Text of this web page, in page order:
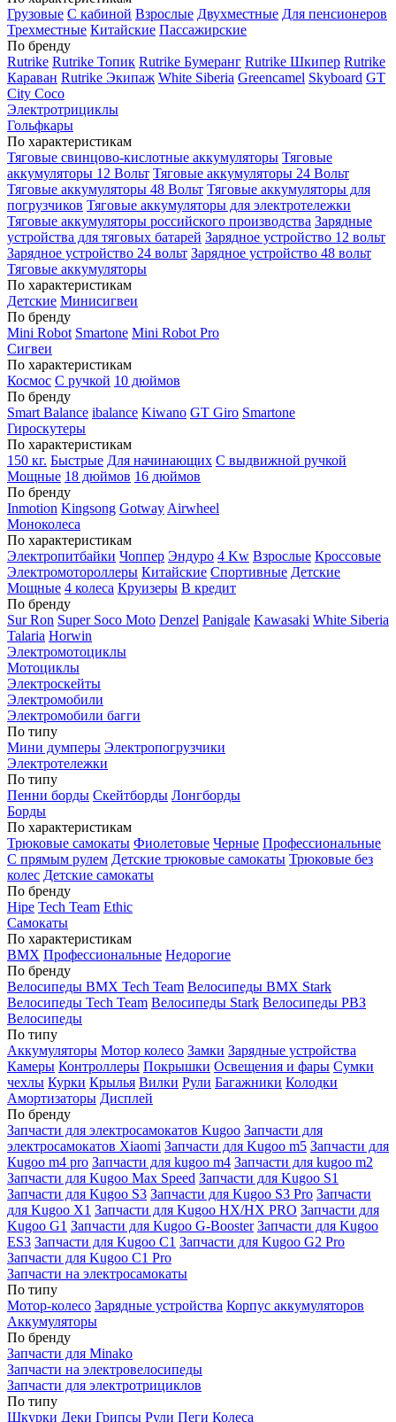
Грузовые С кабиной Взрослые Двухместные Для пенсионеров
Трехместные Китайские Пассажирские
По бренду
Rutrike Rutrike Топик Rutrike Бумеранг Rutrike Шкипер Rutrike
Караван Rutrike Экипаж White Siberia Greencamel Skyboard GT
City Coco
Электротрициклы
Гольфкары
По характеристикам
Тяговые свинцово-кислотные аккумуляторы Тяговые
аккумуляторы 12 Вольт Тяговые аккумуляторы 24 Вольт
Тяговые аккумуляторы 48 Вольт Тяговые аккумуляторы для
погрузчиков Тяговые аккумуляторы для электротележки
Тяговые аккумуляторы российского производства Зарядные
устройства для тяговых батарей Зарядное устройство 12 вольт
Зарядное устройство 24 вольт Зарядное устройство 48 вольт
Тяговые аккумуляторы
По характеристикам
Детские Минисигвеи
По бренду
Mini Robot Smartone Mini Robot Pro
Сигвеи
По характеристикам
Космос С ручкой 10 дюймов
По бренду
Smart Balance ibalance Kiwano GT Giro Smartone
Гироскутеры
По характеристикам
150 кг. Быстрые Для начинающих С выдвижной ручкой
Мощные 18 дюймов 16 дюймов
По бренду
Inmotion Kingsong Gotway Airwheel
Моноколеса
По характеристикам
Электропитбайки Чоппер Эндуро 4 Kw Взрослые Кроссовые
Электромотороллеры Китайские Спортивные Детские
Мощные 4 колеса Круизеры В кредит
По бренду
Sur Ron Super Soco Moto Denzel Panigale Kawasaki White Siberia
Talaria Horwin
Электромотоциклы
Мотоциклы
Электроскейты
Электромобили
Электромобили багги
По типу
Мини думперы Электропогрузчики
Электротележки
По типу
Пенни борды Скейтборды Лонгборды
Борды
По характеристикам
Трюковые самокаты Фиолетовые Черные Профессиональные
С прямым рулем Детские трюковые самокаты Трюковые без
колес Детские самокаты
По бренду
Hipe Tech Team Ethic
Самокаты
По характеристикам
BMX Профессиональные Недорогие
По бренду
Велосипеды BMX Tech Team Велосипеды BMX Stark
Велосипеды Tech Team Велосипеды Stark Велосипеды РВЗ
Велосипеды
По типу
Аккумуляторы Мотор колесо Замки Зарядные устройства
Камеры Контроллеры Покрышки Освещения и фары Сумки
чехлы Курки Крылья Вилки Рули Багажники Колодки
Амортизаторы Дисплей
По бренду
Запчасти для электросамокатов Kugoo Запчасти для
электросамокатов Xiaomi Запчасти для Kugoo m5 Запчасти для
Кugoo m4 pro Запчасти для kugoo m4 Запчасти для kugoo m2
Запчасти для Kugoo Max Speed Запчасти для Kugoo S1
Запчасти для Kugoo S3 Запчасти для Kugoo S3 Pro Запчасти
для Kugoo X1 Запчасти для Kugoo HX/HX PRO Запчасти для
Kugoo G1 Запчасти для Kugoo G-Booster Запчасти для Kugoo
ES3 Запчасти для Kugoo C1 Запчасти для Kugoo G2 Pro
Запчасти для Kugoo C1 Pro
Запчасти на электросамокаты
По типу
Мотор-колесо Зарядные устройства Корпус аккумуляторов
Аккумуляторы
По бренду
Запчасти для Minako
Запчасти на электровелосипеды
Запчасти для электротрициклов
По типу
Шкурки Деки Грипсы Рули Пеги Колеса